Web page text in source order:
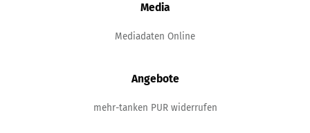
Media
Mediadaten Online
Angebote
mehr-tanken PUR widerrufen